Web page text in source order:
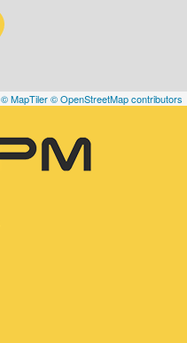
© MapTiler© OpenStreetMap contributors